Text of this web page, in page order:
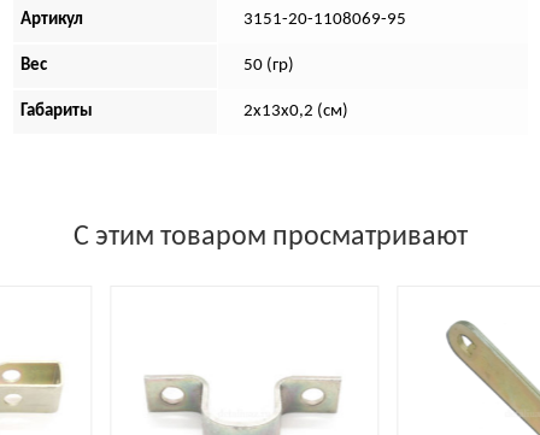
Артикул 3151-20-1108069-95
Вес 50 (гр)
Габариты 2х13х0,2 (см)
С этим товаром просматривают